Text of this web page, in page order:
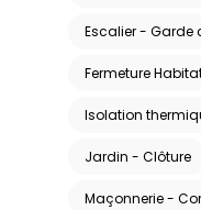
Escalier - Garde
Fermeture
Isolation
Jardin - Clôture
Maçonnerie -